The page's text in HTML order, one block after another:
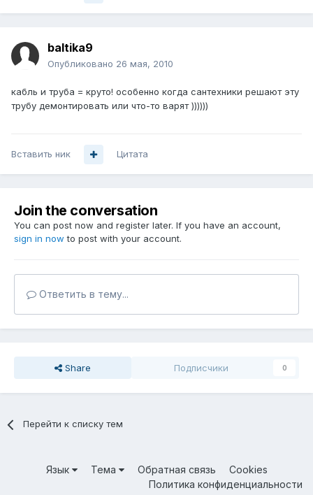
baltika9
Опубликовано 26 мая, 2010
кабль и труба = круто! особенно когда сантехники решают эту
трубу демонтировать или что-то варят ))))))
Вставить ник Цитата
Join the conversation
You can post now and register later. If you have an account,
sign in now to post with your account.
Ответить в тему...
Share Подписчики 0
Перейти к списку тем
Язык Тема Обратная связь
Cookies
Политика конфиденциальности